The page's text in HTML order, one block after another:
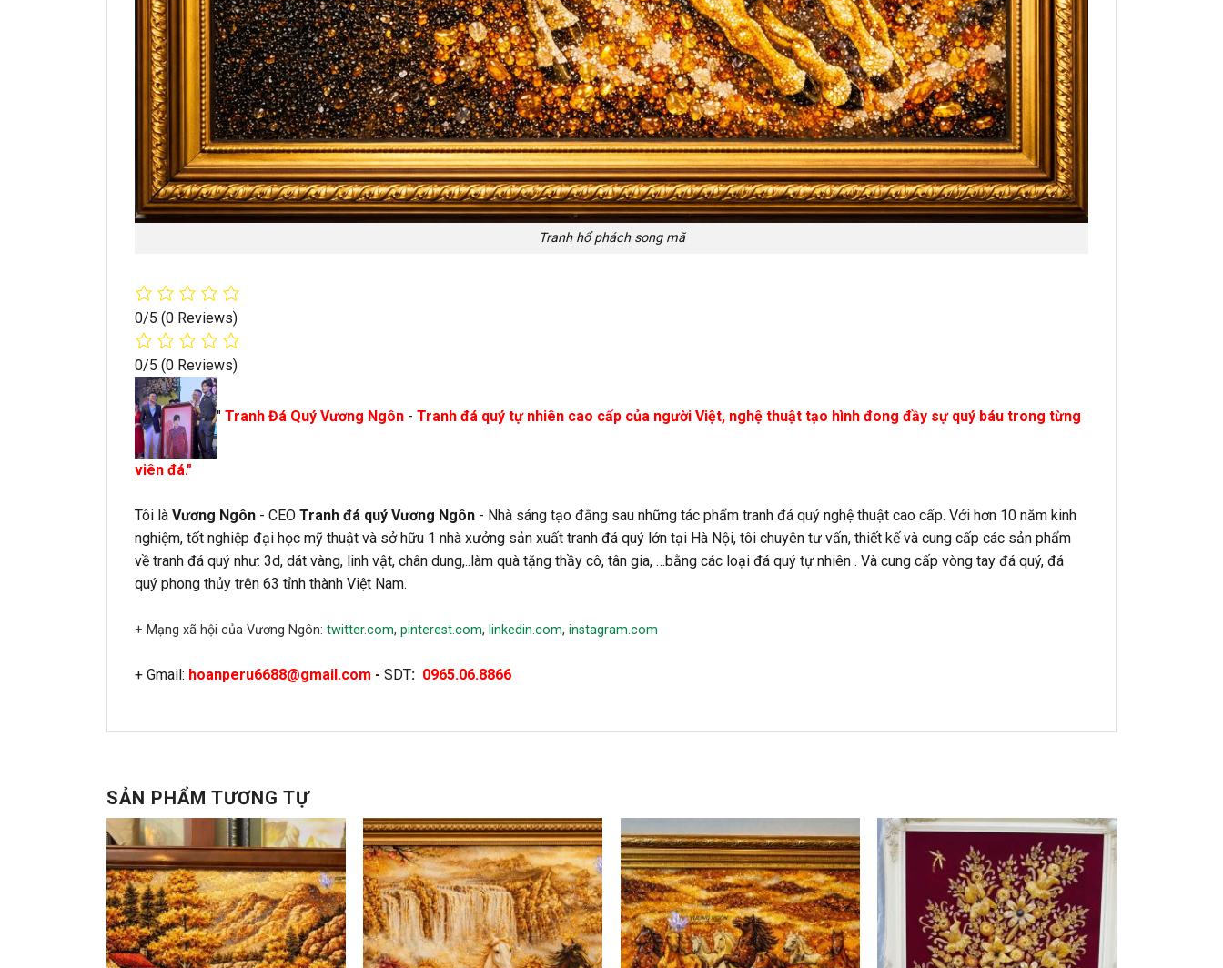
Tranh hổ phách song mã
0/5 (0 Reviews)
0/5 (0 Reviews)
" Tranh Đá Quý Vương Ngôn - Tranh đá quý tự nhiên cao cấp của người Việt, nghệ thuật tạo hình đong đầy sự quý báu trong từng
viên đá."
Tôi là Vương Ngôn - CEO Tranh đá quý Vương Ngôn - Nhà sáng tạo đằng sau những tác phẩm tranh đá quý nghệ thuật cao cấp. Với hơn 10 năm kinh
nghiệm, tốt nghiệp đại học mỹ thuật và sở hữu 1 nhà xưởng sản xuất tranh đá quý lớn tại Hà Nội, tôi chuyên tư vấn, thiết kế và cung cấp các sản phẩm
về tranh đá quý như: 3d, dát vàng, linh vật, chân dung,..làm quà tặng thầy cô, tân gia, …bằng các loại đá quý tự nhiên . Và cung cấp vòng tay đá quý, đá
quý phong thủy trên 63 tỉnh thành Việt Nam.
+ Mạng xã hội của Vương Ngôn: twitter.com, pinterest.com, linkedin.com, instagram.com
+ Gmail: hoanperu6688@gmail.com - SDT: 0965.06.8866
SẢN PHẨM TƯƠNG TỰ